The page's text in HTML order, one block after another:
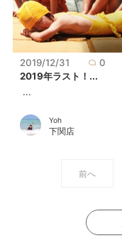
2019/12/31
0
2019年ラスト！...
...
Yoh
下関店
前へ